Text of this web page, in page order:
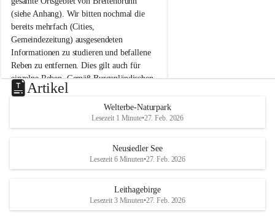
u
n
n
a
m
N
e
u
s
d
S
(siehe Anhang). Wir bitten nochmal die
bereits mehrfach (Cities,
Gemeindezeitung) ausgesendeten
Informationen zu studieren und befallene
Reben zu entfernen. Dies gilt auch für
einzelne Reben. Gemäß Burgenländischen
Weinbaugesetz sind nicht gepflegte oder
unzulässige Weingärten zu roden! Bitte
helfen wir zusammen um unsere Winzer
vor den prognostizierten Ernteausfällen
und den daraus folgenden wirtschaftlichen
Maßnahmen zur Bekämpfung
u
e
d
r
S
Artikel
Welterbe-Naturpark
Lesezeit 1 Minute•27. Feb. 2026
Neusiedler See
Lesezeit 6 Minuten•27. Feb. 2026
Leithagebirge
Lesezeit 3 Minuten•27. Feb. 2026